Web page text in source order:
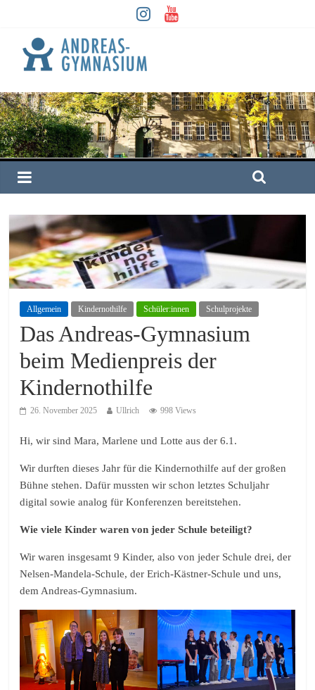
Allgemein Kindernothilfe Schüler:innen Schulprojekte
Das Andreas-Gymnasium
beim Medienpreis der
Kindernothilfe
26. November 2025 Ullrich 998 Views
Hi, wir sind Mara, Marlene und Lotte aus der 6.1.
Wir durften dieses Jahr für die Kindernothilfe auf der großen
Bühne stehen. Dafür mussten wir schon letztes Schuljahr
digital sowie analog für Konferenzen bereitstehen.
Wie viele Kinder waren von jeder Schule beteiligt?
Wir waren insgesamt 9 Kinder, also von jeder Schule drei, der
Nelsen-Mandela-Schule, der Erich-Kästner-Schule und uns,
dem Andreas-Gymnasium.